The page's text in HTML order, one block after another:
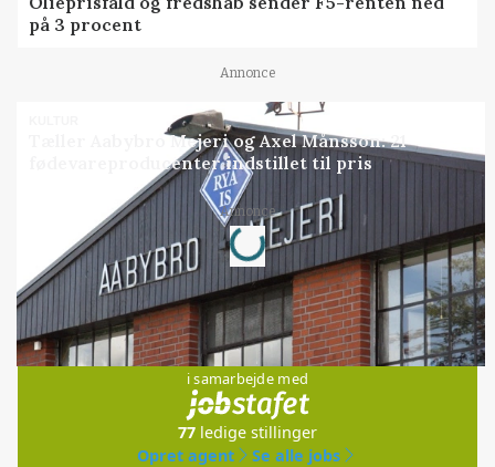
på 3 procent
Annonce
Tæller Aabybro Mejeri og Axel Månsson: 21
fødevareproducenter indstillet til pris
Annonce
Loading...
Jobs
i samarbejde med
77 ledige stillinger
Opret agent
Se alle jobs